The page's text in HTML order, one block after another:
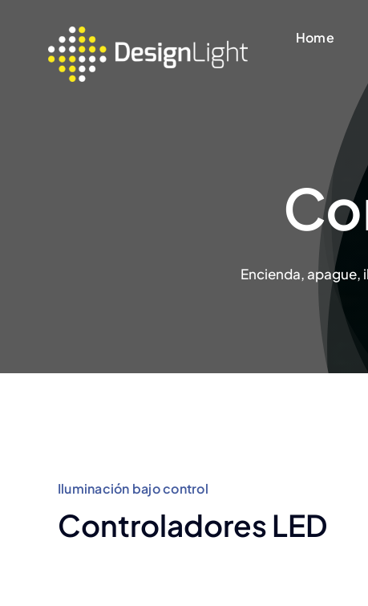
contenido
Home
Encienda, apague,
Iluminación bajo control
Controladores LED